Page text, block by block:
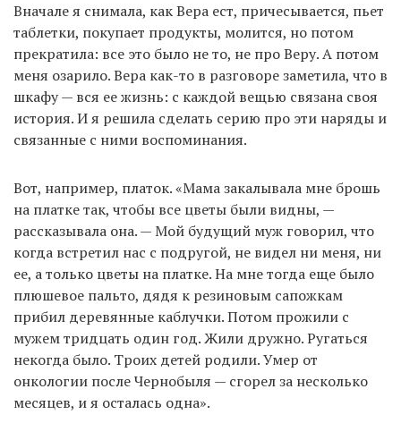
Вначале я снимала, как Вера ест, причесывается, пьет
таблетки, покупает продукты, молится, но потом
прекратила: все это было не то, не про Веру. А потом
меня озарило. Вера как-то в разговоре заметила, что в
шкафу — вся ее жизнь: с каждой вещью связана своя
история. И я решила сделать серию про эти наряды и
связанные с ними воспоминания.
Вот, например, платок. «Мама закалывала мне брошь
на платке так, чтобы все цветы были видны, —
рассказывала она. — Мой будущий муж говорил, что
когда встретил нас с подругой, не видел ни меня, ни
ее, а только цветы на платке. На мне тогда еще было
плюшевое пальто, дядя к резиновым сапожкам
прибил деревянные каблучки. Потом прожили с
мужем тридцать один год. Жили дружно. Ругаться
некогда было. Троих детей родили. Умер от
онкологии после Чернобыля — сгорел за несколько
месяцев, и я осталась одна».